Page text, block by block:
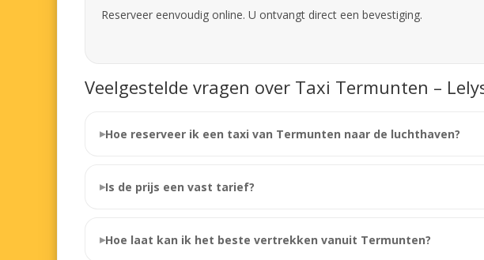
Reserveer eenvoudig online. U ontvangt direct een bevestiging.
Veelgestelde vragen over Taxi Termunten –
Hoe reserveer ik een taxi van Termunten naar de luchthaven?
Is de prijs een vast tarief?
Hoe laat kan ik het beste vertrekken vanuit Termunten?